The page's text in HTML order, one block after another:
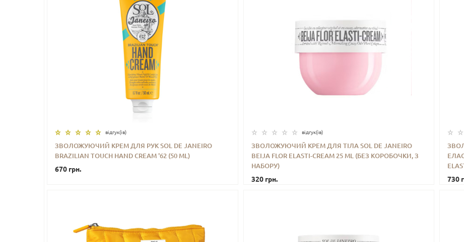
відгук(iв)
ЗВОЛОЖУЮЧИЙ КРЕМ ДЛЯ РУК SOL DE JANEIRO
BRAZILIAN TOUCH HAND CREAM '62 (50 ML)
670 грн.
відгук(iв)
ЗВОЛОЖУЮЧИЙ КРЕМ ДЛЯ ТІЛА SOL DE JANEIRO
BEIJA FLOR ELASTI-CREAM 25 ML (БЕЗ КОРОБОЧКИ, З
НАБОРУ)
320 грн.
-
730
-